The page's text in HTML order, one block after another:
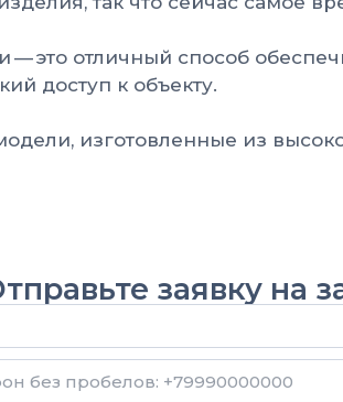
— это отличный способ
доступ к объекту.
изготовленные из
заявку на